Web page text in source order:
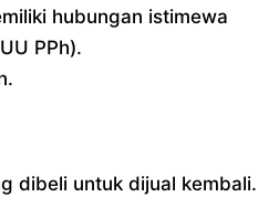
hubungan istimewa
PPh).
dibeli untuk dijual kembali.